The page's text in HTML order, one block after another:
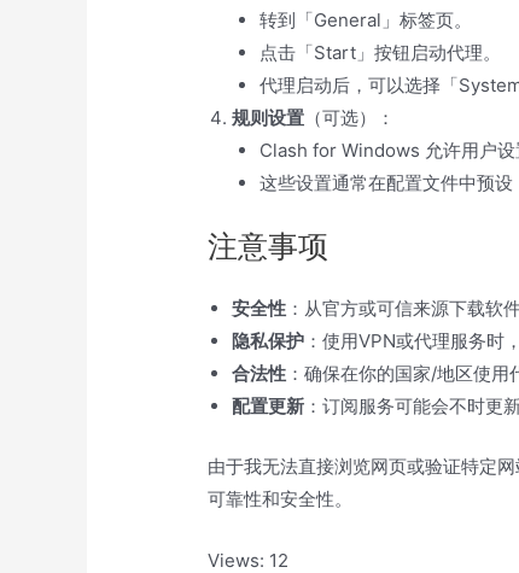
转到「General」标签页。
点击「Start」按钮启动代理。
代理启动后，可以选择「
规则设置 （可选）：
Clash for Windows 允许用户设
这些设置通常在配置文件中预设
注意事项
安全性 ：从官方或可信来源下载软
隐私保护 ：使用VPN或代理服务时
合法性 ：确保在你的国家/地区使用
配置更新 ：订阅服务可能会不时更
由于我无法直接浏览网页或验证特定
可靠性和安全性。
Views: 12